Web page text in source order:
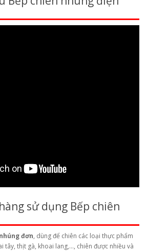
sử dụng Bếp chiên
đơn, dùng để chiên các loại thực phẩm
tây, thịt gà, khoai lang,…, chiên được nhiều và